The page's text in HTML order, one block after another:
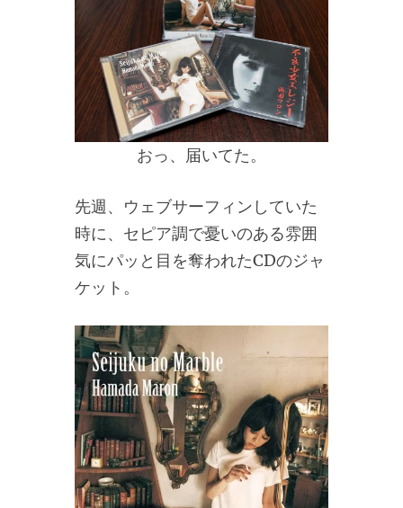
おっ、届いてた。
先週、ウェブサーフィンしていた
時に、セピア調で憂いのある雰囲
気にパッと目を奪われたCDのジャ
ケット。